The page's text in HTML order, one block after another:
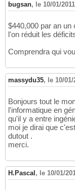
bugsan, le 10/01/
$440,000 par an
l'on réduit les
Comprendra qui
massydu35, le 10/
Bonjours tout le
l'informatique en
qu'il y a entre
moi je dirai que
dutout .
merci.
H.Pascal , le 10/01/